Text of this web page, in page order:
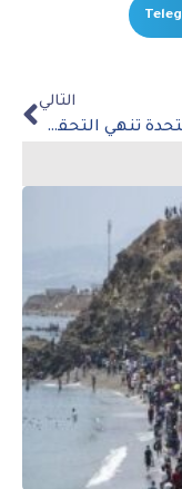
التالي
الأمم المتحدة تنهي التحقيق في شكوى قطر بشأن “العنصرية” ضد الإمارات والسعودية